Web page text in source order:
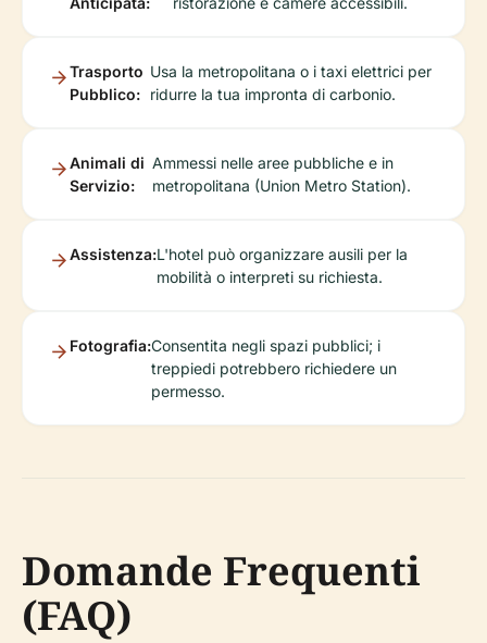
Trasporto
Pubblico:
Usa la metropolitana o i taxi elettrici per
ridurre la tua impronta di carbonio.
Animali di
Servizio:
Ammessi nelle aree pubbliche e in
metropolitana (Union Metro Station).
Assistenza:L'hotel può organizzare ausili per la
mobilità o interpreti su richiesta.
Fotografia:Consentita negli spazi pubblici; i
treppiedi potrebbero richiedere un
permesso.
Domande Frequenti
(FAQ)